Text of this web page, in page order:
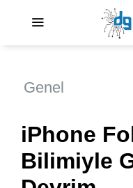
Genel
iPhone
Bilimiyle